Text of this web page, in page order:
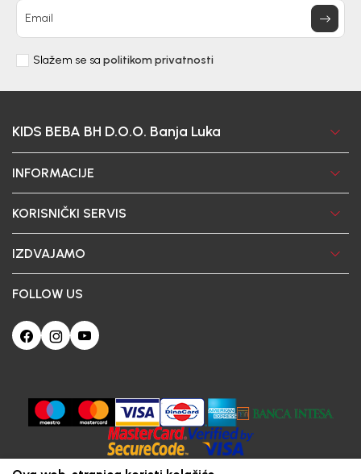
Email
Slažem se sa politikom privatnosti
KIDS BEBA BH D.O.O. Banja Luka
INFORMACIJE
KORISNIČKI SERVIS
IZDVAJAMO
FOLLOW US